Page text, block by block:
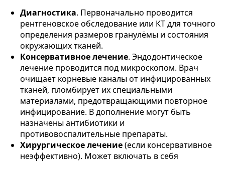
Диагностика. Первоначально проводится
рентгеновское обследование или КТ для точного
определения размеров гранулёмы и состояния
окружающих тканей.
Консервативное лечение. Эндодонтическое
лечение проводится под микроскопом. Врач
очищает корневые каналы от инфицированных
тканей, пломбирует их специальными
материалами, предотвращающими повторное
инфицирование. В дополнение могут быть
назначены антибиотики и
противовоспалительные препараты​.
Хирургическое лечение(если консервативное
неэффективно). Может включать в себя